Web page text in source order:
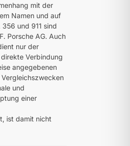
mit der
Namen und auf
und 911 sind
Porsche AG. Auch
nur der
Verbindung
angegebenen
und
einer
ist damit nicht